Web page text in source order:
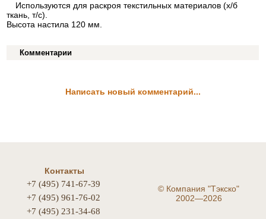
Используются для раскроя текстильных материалов (х/б
ткань, т/с).
Высота настила 120 мм.
Комментарии
Написать новый комментарий...
Контакты
+7 (495) 741-67-39
+7 (495) 961-76-02
+7 (495) 231-34-68
© Компания "Тэкско"
2002—2026